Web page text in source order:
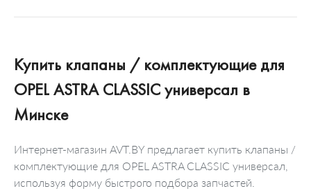
Купить клапаны / комплектующие для
OPEL ASTRA CLASSIC универсал в
Минске
Интернет-магазин AVT.BY предлагает купить клапаны /
комплектующие для OPEL ASTRA CLASSIC универсал,
используя форму быстрого подбора запчастей.